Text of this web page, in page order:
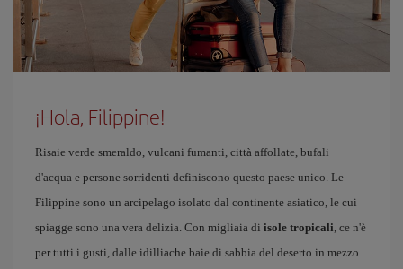
¡Hola, Filippine!
Risaie verde smeraldo, vulcani fumanti, città affollate, bufali
d'acqua e persone sorridenti definiscono questo paese unico. Le
Filippine sono un arcipelago isolato dal continente asiatico, le cui
spiagge sono una vera delizia. Con migliaia di isole tropicali , ce n'è
per tutti i gusti, dalle idilliache baie di sabbia del deserto in mezzo